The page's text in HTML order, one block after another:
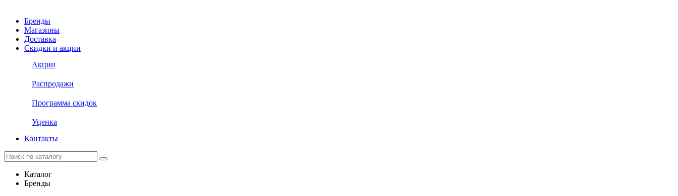
Бренды
Магазины
Доставка
Скидки и акции
Акции
Распродажи
Программа скидок
Уценка
Контакты
Каталог
Бренды